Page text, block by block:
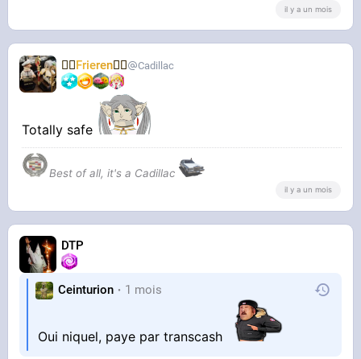
il y a un mois
🧝‍♀️Frieren🧝‍♀️ Cadillac
Totally safe
Best of all, it's a Cadillac
il y a un mois
DTP
Ceinturion 1 mois
Oui niquel, paye par transcash